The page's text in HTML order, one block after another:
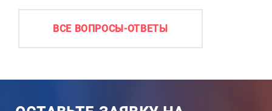
ВСЕ ВОПРОСЫ-ОТВЕТЫ